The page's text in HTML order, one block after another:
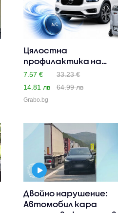
Цялостна
профилактика на
автоклиматик
станда..
7.57 €
33.23 €
14.81 лв
64.99 лв
Grabo.bg
Двойно нарушение:
Автомобил кара